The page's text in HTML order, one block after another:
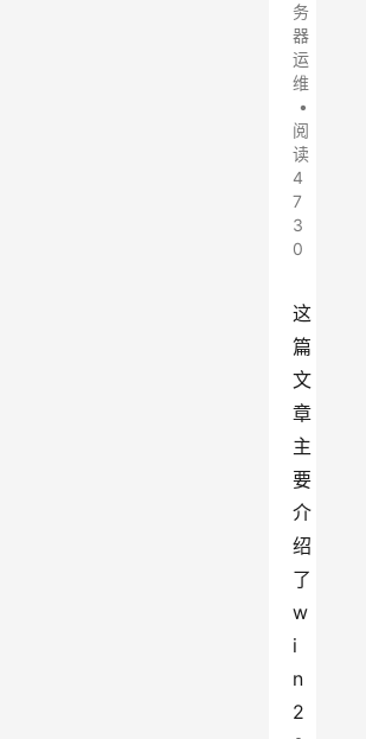
务
器
运
维
•
阅
读
4
7
3
0
这
篇
文
章
主
要
介
绍
了
w
i
n
2